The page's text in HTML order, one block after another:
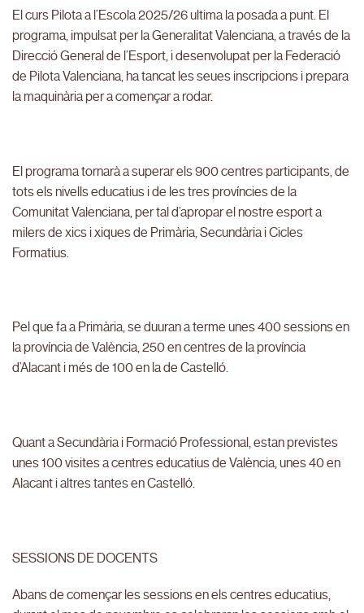
El curs Pilota a l’Escola 2025/26 ultima la posada a punt. El
programa, impulsat per la Generalitat Valenciana, a través de la
Direcció General de l’Esport, i desenvolupat per la Federació
de Pilota Valenciana, ha tancat les seues inscripcions i prepara
la maquinària per a començar a rodar.
El programa tornarà a superar els 900 centres participants, de
tots els nivells educatius i de les tres províncies de la
Comunitat Valenciana, per tal d’apropar el nostre esport a
milers de xics i xiques de Primària, Secundària i Cicles
Formatius.
Pel que fa a Primària, se duuran a terme unes 400 sessions en
la província de València, 250 en centres de la província
d’Alacant i més de 100 en la de Castelló.
Quant a Secundària i Formació Professional, estan previstes
unes 100 visites a centres educatius de València, unes 40 en
Alacant i altres tantes en Castelló.
SESSIONS DE DOCENTS
Abans de començar les sessions en els centres educatius,